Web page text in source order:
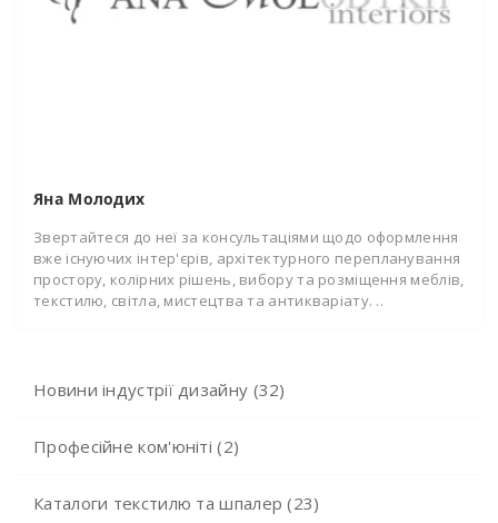
Яна Молодих
Звертайтеся до неї за консультаціями щодо оформлення
вже існуючих інтер'єрів, архітектурного перепланування
простору, колірних рішень, вибору та розміщення меблів,
текстилю, світла, мистецтва та антикваріату. ..
Новини індустрії дизайну (32)
Професійне ком'юніті (2)
Каталоги текстилю та шпалер (23)